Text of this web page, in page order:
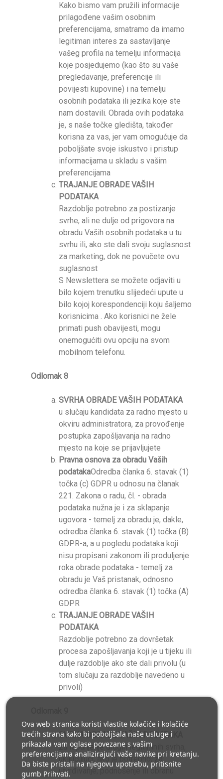
Kako bismo vam pružili informacije
prilagođene vašim osobnim
preferencijama, smatramo da imamo
legitiman interes za sastavljanje
vašeg profila na temelju informacija
koje posjedujemo (kao što su vaše
pregledavanje, preferencije ili
povijesti kupovine) i na temelju
osobnih podataka ili jezika koje ste
nam dostavili. Obrada ovih podataka
je, s naše točke gledišta, također
korisna za vas, jer vam omogućuje da
poboljšate svoje iskustvo i pristup
informacijama u skladu s vašim
preferencijama
TRAJANJE OBRADE VAŠIH
PODATAKA
Razdoblje potrebno za postizanje
svrhe, ali ne dulje od prigovora na
obradu Vaših osobnih podataka u tu
svrhu ili, ako ste dali svoju suglasnost
za marketing, dok ne povučete ovu
suglasnost
S Newslettera se možete odjaviti u
bilo kojem trenutku slijedeći upute u
bilo kojoj korespondenciji koju šaljemo
korisnicima . Ako korisnici ne žele
primati push obavijesti, mogu
onemogućiti ovu opciju na svom
mobilnom telefonu.
Odlomak 8
SVRHA OBRADE VAŠIH PODATAKA
u slučaju kandidata za radno mjesto u
okviru administratora, za provođenje
postupka zapošljavanja na radno
mjesto na koje se prijavljujete
Pravna osnova za obradu Vaših
podatakaOdredba članka 6. stavak (1)
točka (c) GDPR u odnosu na članak
221. Zakona o radu, čl. - obrada
podataka nužna je i za sklapanje
ugovora - temelj za obradu je, dakle,
odredba članka 6. stavak (1) točka (B)
GDPR-a, a u pogledu podataka koji
nisu propisani zakonom ili produljenje
roka obrade podataka - temelj za
obradu je Vaš pristanak, odnosno
odredba članka 6. stavak (1) točka (A)
GDPR
TRAJANJE OBRADE VAŠIH
PODATAKA
Razdoblje potrebno za dovršetak
procesa zapošljavanja koji je u tijeku ili
dulje razdoblje ako ste dali privolu (u
tom slučaju za razdoblje navedeno u
privoli)
SVRHA OBRADE VAŠIH PODATAKA
za ispunjenje drugih legitimnih svrha,
uključujući, ako je potrebno, za
utvrđivanje, podnošenje ili obranu
Ova web stranica koristi vlastite kolačiće i kolačiće
trećih strana kako bi poboljšala naše usluge i
prikazala vam oglase povezane s vašim
preferencijama analizirajući vaše navike pri kretanju.
Da biste pristali na njegovu upotrebu, pritisnite
gumb Prihvati.